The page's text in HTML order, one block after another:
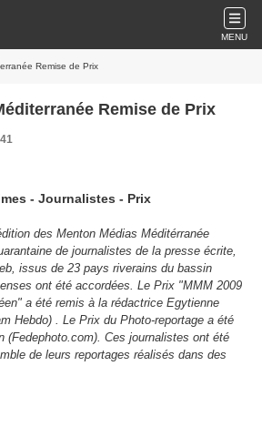
MENU
Remise de Prix
Remise de Prix
- Journalistes - Prix
des Menton Médias Méditérranée
de journalistes de la presse écrite,
issus de 23 pays riverains du bassin
ont été accordées. Le Prix "MMM 2009
a été remis à la rédactrice Egytienne
Hebdo) . Le Prix du Photo-reportage a été
(Fedephoto.com). Ces journalistes ont été
de leurs reportages réalisés dans des